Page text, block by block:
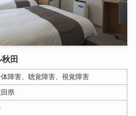
田
障害、聴覚障害、視覚障害
県